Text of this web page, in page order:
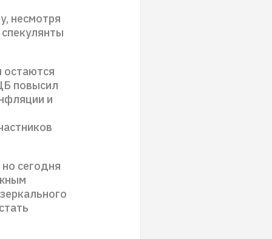
несмотря
остаются
повысил
и
сегодня